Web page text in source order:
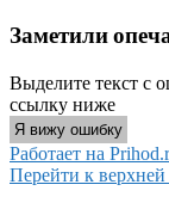
Заметили
Выделите текст с
ссылку ниже
Я вижу ошибку
Работает на
Перейти к верхней